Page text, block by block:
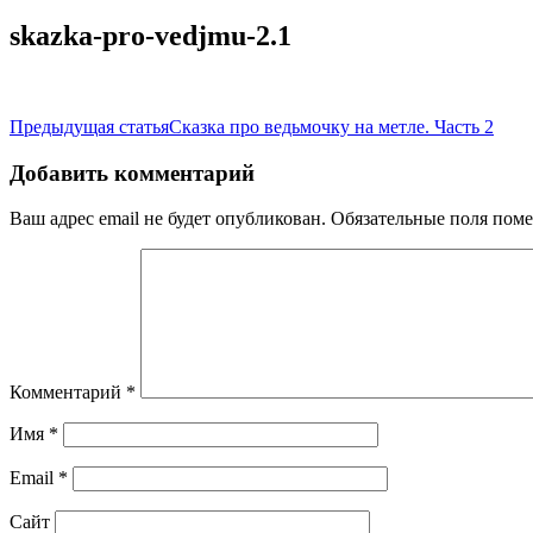
skazka-pro-vedjmu-2.1
Навигация
по
записям
Предыдущая статьяСказка про ведьмочку на метле. Часть 2
Добавить комментарий
Ваш адрес email не будет опубликован. Обязательные поля
Комментарий *
Имя *
Email *
Сайт